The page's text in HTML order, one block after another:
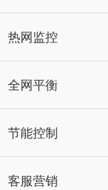
热网监控
全网平衡
节能控制
客服营销